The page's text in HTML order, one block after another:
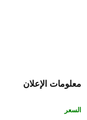
معلومات الإعلان
السعر